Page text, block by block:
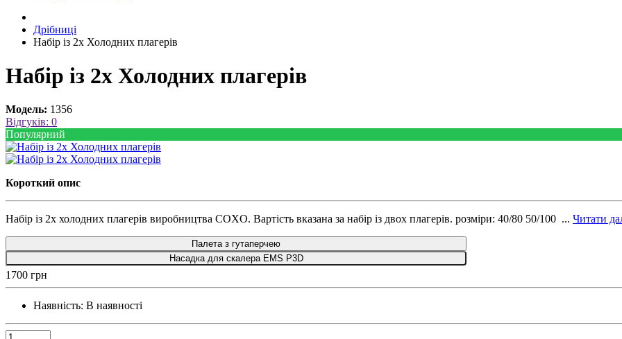
Дрібниці
Набір із 2х Холодних плагерів
Набір із 2х Холодних плагерів
Модель: 1356
Відгуків: 0
Популярний
Короткий опис
Набір із 2х холодних плагерів виробництва COXO. Вартість вказана за набір із двох плагерів. розміри: 40/80 50/100 ... Читати
Палета з гутаперчею
Насадка для скалера EMS P3D
1700 грн
Наявність: В наявності